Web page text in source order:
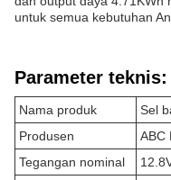
untuk semua kebutuhan
Parameter teknis:
Nama produk
Sel
Produsen
ABC
Tegangan nominal